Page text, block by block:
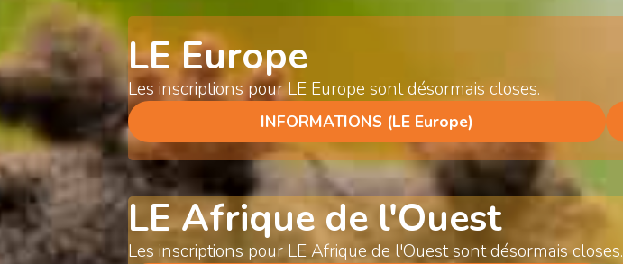
LE Europe
Les inscriptions pour LE Europe sont désormais closes.
INFORMATIONS (LE Europe)
LE Afrique de l'Ouest
Les inscriptions pour LE Afrique de l'Ouest sont désormais closes.